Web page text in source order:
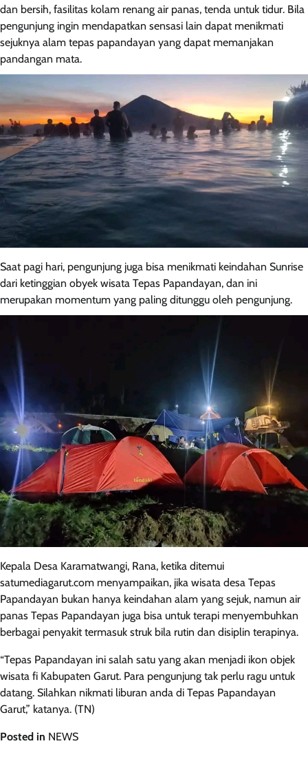
dan bersih, fasilitas kolam renang air panas, tenda untuk tidur. Bila
pengunjung ingin mendapatkan sensasi lain dapat menikmati
sejuknya alam tepas papandayan yang dapat memanjakan
pandangan mata.
Saat pagi hari, pengunjung juga bisa menikmati keindahan Sunrise
dari ketinggian obyek wisata Tepas Papandayan, dan ini
merupakan momentum yang paling ditunggu oleh pengunjung.
Kepala Desa Karamatwangi, Rana, ketika ditemui
satumediagarut.com menyampaikan, jika wisata desa Tepas
Papandayan bukan hanya keindahan alam yang sejuk, namun air
panas Tepas Papandayan juga bisa untuk terapi menyembuhkan
berbagai penyakit termasuk struk bila rutin dan disiplin terapinya.
“Tepas Papandayan ini salah satu yang akan menjadi ikon objek
wisata fi Kabupaten Garut. Para pengunjung tak perlu ragu untuk
datang. Silahkan nikmati liburan anda di Tepas Papandayan
Garut,” katanya. (TN)
Posted in NEWS